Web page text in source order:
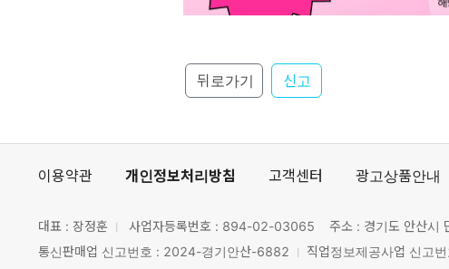
뒤로가기 신고
이용약관 개인정보처리방침 고객센터 광고상품안내
대표 : 장정훈 사업자등록번호 : 894-02-03065
주소 : 경기도 안산
통신판매업 신고번호 : 2024-경기안산-6882
직업정보제공사업 신